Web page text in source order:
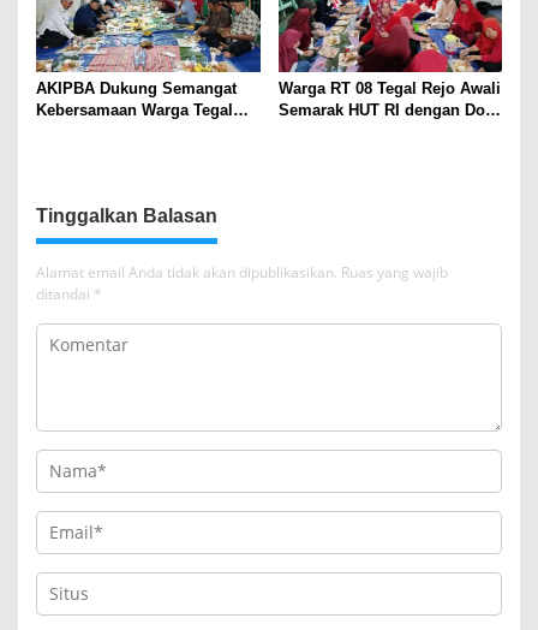
AKIPBA Dukung Semangat
Kebersamaan Warga Tegal
Warga RT 08 Tegal Rejo Awali
Semarak HUT RI dengan Doa
Tinggalkan Balasan
Alamat email Anda tidak akan dipublikasikan. Ruas yang wajib
ditandai *